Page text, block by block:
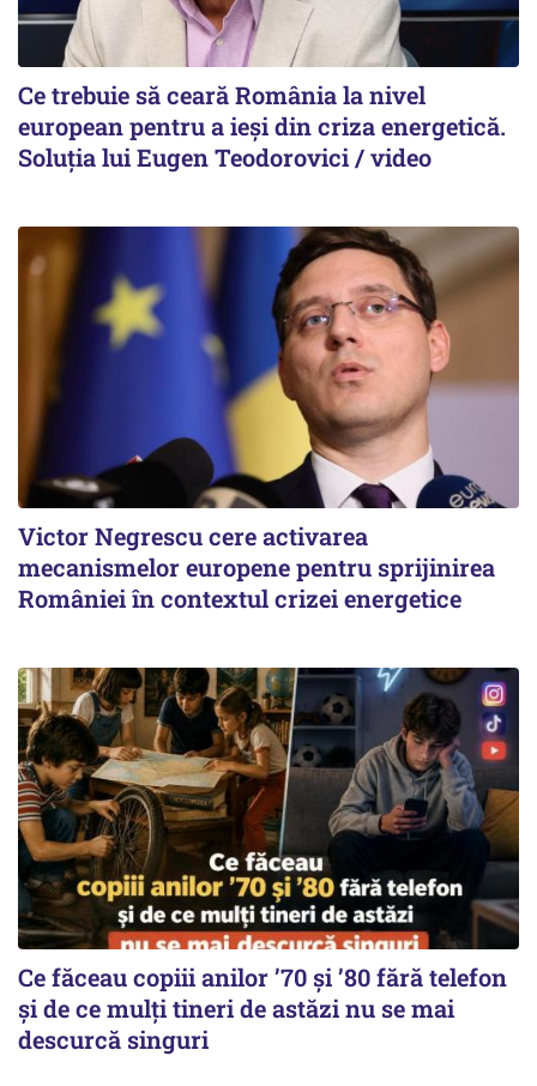
Ce trebuie să ceară România la nivel
european pentru a ieși din criza energetică.
Soluția lui Eugen Teodorovici / video
Victor Negrescu cere activarea
mecanismelor europene pentru sprijinirea
României în contextul crizei energetice
Ce făceau copiii anilor ’70 și ’80 fără telefon
și de ce mulți tineri de astăzi nu se mai
descurcă singuri